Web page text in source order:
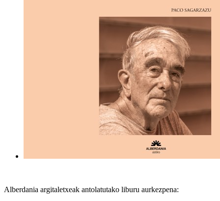
Alberdania argitaletxeak antolatutako liburu aurkezpena: